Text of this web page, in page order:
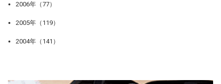
2006年（77）
2005年（119）
2004年（141）